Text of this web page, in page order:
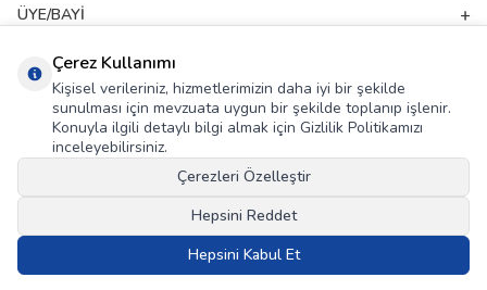
ÜYE/BAYI
ADRES & İLETIŞIM
E-Bülten Aboneliği
Kampanya ve yeniliklerden haberdar olmak için e-bültenimize abone olun!
KVKK Sözleşmesi'ni, Okudum, Kabul Ediyorum.
Çerez Kullanımı
Kişisel verileriniz, hizmetlerimizin daha iyi bir şekilde
sunulması için mevzuata uygun bir şekilde toplanıp işlenir.
Konuyla ilgili detaylı bilgi almak için Gizlilik Politikamızı
inceleyebilirsiniz.
Çerezleri Özelleştir
Hepsini Reddet
Hepsini Kabul Et